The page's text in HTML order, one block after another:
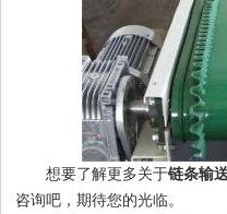
想要了解更多关于链条输
咨询吧，期待您的光临。